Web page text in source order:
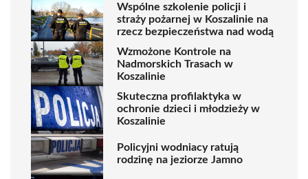
Wspólne szkolenie policji i
straży pożarnej w Koszalinie na
rzecz bezpieczeństwa nad wodą
Wzmożone Kontrole na
Nadmorskich Trasach w
Koszalinie
Skuteczna profilaktyka w
ochronie dzieci i młodzieży w
Koszalinie
Policyjni wodniacy ratują
rodzinę na jeziorze Jamno